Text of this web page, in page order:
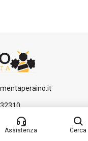
Assistenza Cerca
Marconi 136, 91100
PRODOTTI